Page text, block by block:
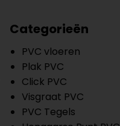
Categorieën
PVC vloeren
Plak PVC
Click PVC
Visgraat PVC
PVC Tegels